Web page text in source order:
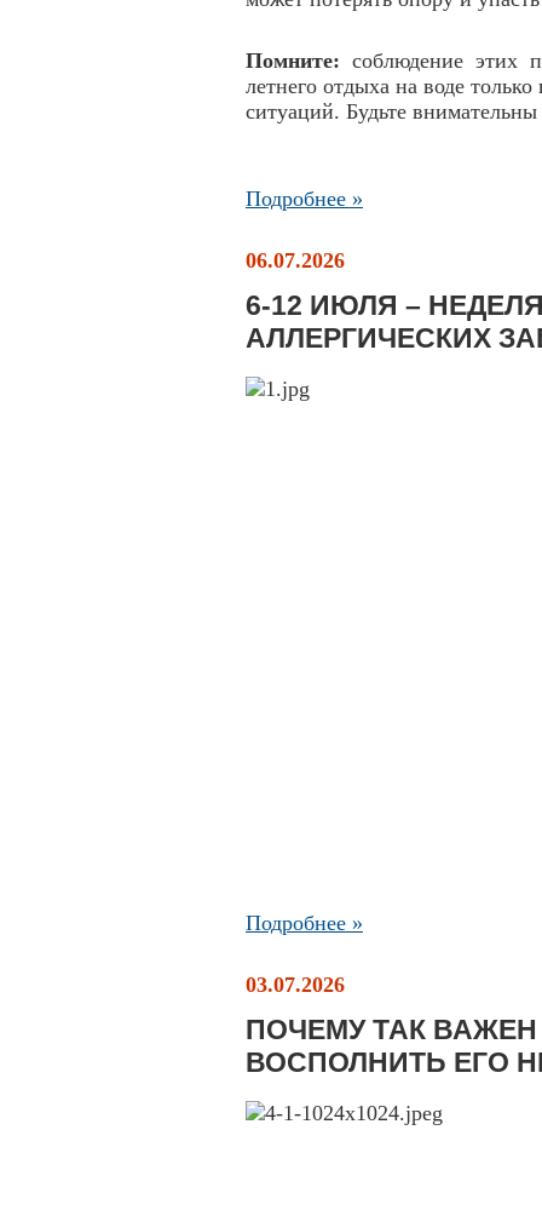
Помните: соблюдение этих
летнего отдыха на воде
ситуаций. Будьте
Подробнее »
06.07.2026
6-12 ИЮЛЯ –
АЛЛЕРГИЧЕСКИХ
Подробнее »
03.07.2026
ПОЧЕМУ ТАК
ВОСПОЛНИТЬ ЕГО